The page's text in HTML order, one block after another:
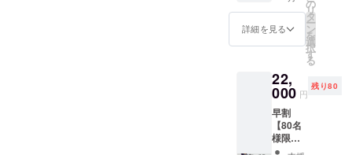
いと異
見える
場合が
製造状
況によ
り出荷
時期が
遅れる
場合、
H180(c
m) 重
量:約
境によ
り実際
の商品
の色合
いと異
なって
選びく
ださ
ネイ
ビー系
(ストラ
イプ :
ネイ
ビーｘ
価
27,500
円
→22,00
（税・
送料
込） 配
送時
期：
2021年
10月頃
詳細を見る
の
リ
タ
ー
ン
を
選
択
す
る
22,
000 円
残り80
早割
【80名
様限
定！